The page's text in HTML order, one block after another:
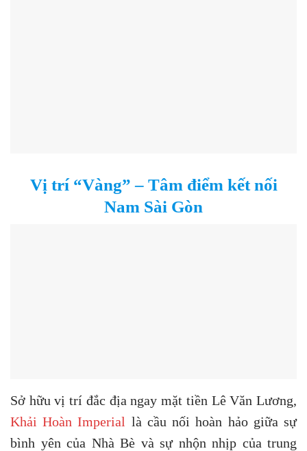
Vị trí “Vàng” – Tâm điểm kết nối
Nam Sài Gòn
Sở hữu vị trí đắc địa ngay mặt tiền Lê Văn Lương,
Khải Hoàn Imperial là cầu nối hoàn hảo giữa sự
bình yên của Nhà Bè và sự nhộn nhịp của trung